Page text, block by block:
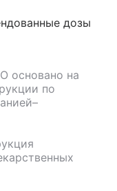
дозы
основано на
по